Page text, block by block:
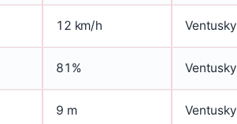
12 km/h Ventusky
81% Ventusky
9 m Ventusky